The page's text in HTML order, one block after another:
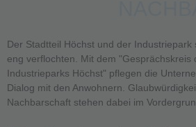
Der Stadtteil Höchst und der Industriepark
eng verflochten. Mit dem "Gesprächskreis
Industrieparks Höchst" pflegen die
Dialog mit den Anwohnern.
Nachbarschaft stehen dabei im